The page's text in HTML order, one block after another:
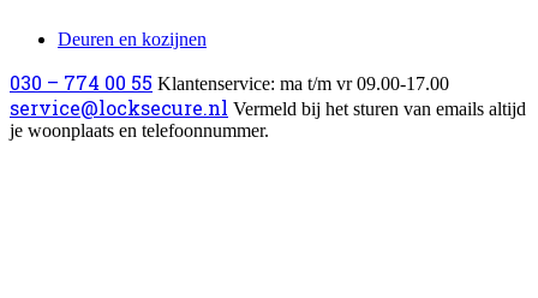
Deuren en kozijnen
030 – 774 00 55 Klantenservice: ma t/m vr 09.00-17.00
service@locksecure.nl Vermeld bij het sturen van emails altijd
je woonplaats en telefoonnummer.